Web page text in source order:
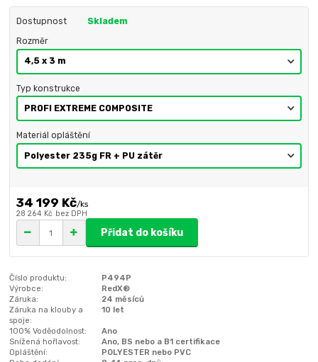
Dostupnost Skladem
Rozměr
Typ konstrukce
Materiál opláštění
34 199 Kč/ks
28 264 Kč bez DPH
Přidat do košíku
Číslo produktu:
P494P
Výrobce:
RedX®
Záruka:
24 měsíců
Záruka na klouby a
spoje:
10 let
100% Voděodolnost:
Ano
Snížená hořlavost:
Ano, BS nebo a B1 certifikace
Opláštění:
POLYESTER nebo PVC